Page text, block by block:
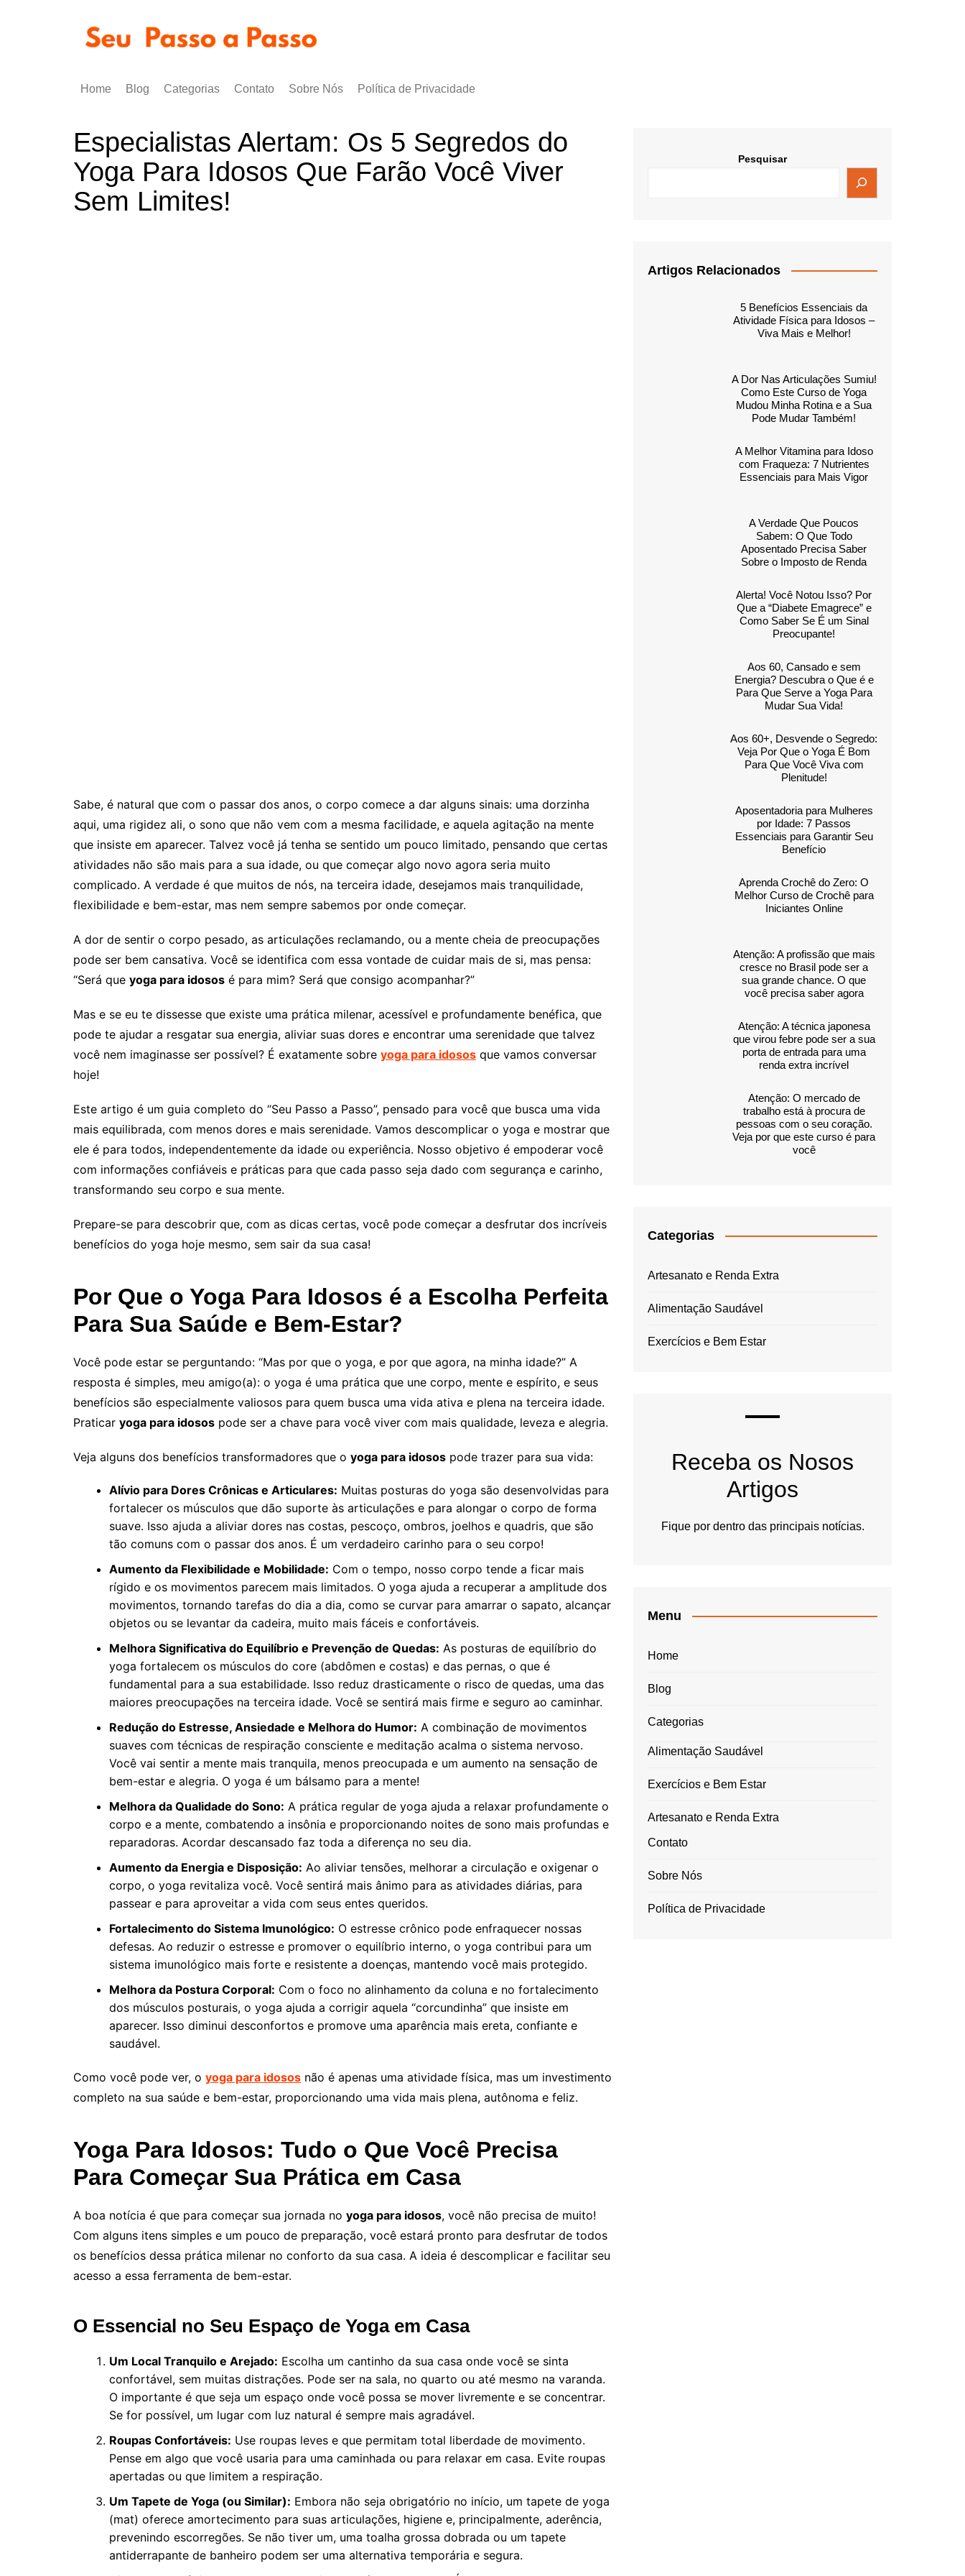
Home Blog Categorias
Exercícios e Bem Estar
Artesanato e Renda Extra
Contato Sobre Nós Política de Privacidade
Especialistas Alertam: Os 5 Segredos do
Yoga Para Idosos Que Farão Você Viver
Sem Limites!
Sabe, é natural que com o passar dos anos, o corpo comece a dar alguns sinais: uma dorzinha
aqui, uma rigidez ali, o sono que não vem com a mesma facilidade, e aquela agitação na mente
que insiste em aparecer. Talvez você já tenha se sentido um pouco limitado, pensando que certas
atividades não são mais para a sua idade, ou que começar algo novo agora seria muito
complicado. A verdade é que muitos de nós, na terceira idade, desejamos mais tranquilidade,
flexibilidade e bem-estar, mas nem sempre sabemos por onde começar.
A dor de sentir o corpo pesado, as articulações reclamando, ou a mente cheia de preocupações
pode ser bem cansativa. Você se identifica com essa vontade de cuidar mais de si, mas pensa:
“Será que yoga para idosos é para mim? Será que consigo acompanhar?”
Mas e se eu te dissesse que existe uma prática milenar, acessível e profundamente benéfica, que
pode te ajudar a resgatar sua energia, aliviar suas dores e encontrar uma serenidade que talvez
você nem imaginasse ser possível? É exatamente sobre yoga para idosos que vamos conversar
hoje!
Este artigo é um guia completo do “Seu Passo a Passo”, pensado para você que busca uma vida
mais equilibrada, com menos dores e mais serenidade. Vamos descomplicar o yoga e mostrar que
ele é para todos, independentemente da idade ou experiência. Nosso objetivo é empoderar você
com informações confiáveis e práticas para que cada passo seja dado com segurança e carinho,
transformando seu corpo e sua mente.
Prepare-se para descobrir que, com as dicas certas, você pode começar a desfrutar dos incríveis
benefícios do yoga hoje mesmo, sem sair da sua casa!
Por Que o Yoga Para Idosos é a Escolha Perfeita
Para Sua Saúde e Bem-Estar?
Você pode estar se perguntando: “Mas por que o yoga, e por que agora, na minha idade?” A
resposta é simples, meu amigo(a): o yoga é uma prática que une corpo, mente e espírito, e seus
benefícios são especialmente valiosos para quem busca uma vida ativa e plena na terceira idade.
Praticar yoga para idosos pode ser a chave para você viver com mais qualidade, leveza e alegria.
Veja alguns dos benefícios transformadores que o yoga para idosos pode trazer para sua vida:
Alívio para Dores Crônicas e Articulares: Muitas posturas do yoga são desenvolvidas para
fortalecer os músculos que dão suporte às articulações e para alongar o corpo de forma
suave. Isso ajuda a aliviar dores nas costas, pescoço, ombros, joelhos e quadris, que são
tão comuns com o passar dos anos. É um verdadeiro carinho para o seu corpo!
Aumento da Flexibilidade e Mobilidade: Com o tempo, nosso corpo tende a ficar mais
rígido e os movimentos parecem mais limitados. O yoga ajuda a recuperar a amplitude dos
movimentos, tornando tarefas do dia a dia, como se curvar para amarrar o sapato, alcançar
objetos ou se levantar da cadeira, muito mais fáceis e confortáveis.
Melhora Significativa do Equilíbrio e Prevenção de Quedas: As posturas de equilíbrio do
yoga fortalecem os músculos do core (abdômen e costas) e das pernas, o que é
fundamental para a sua estabilidade. Isso reduz drasticamente o risco de quedas, uma das
maiores preocupações na terceira idade. Você se sentirá mais firme e seguro ao caminhar.
Redução do Estresse, Ansiedade e Melhora do Humor: A combinação de movimentos
suaves com técnicas de respiração consciente e meditação acalma o sistema nervoso.
Você vai sentir a mente mais tranquila, menos preocupada e um aumento na sensação de
bem-estar e alegria. O yoga é um bálsamo para a mente!
Melhora da Qualidade do Sono: A prática regular de yoga ajuda a relaxar profundamente o
corpo e a mente, combatendo a insônia e proporcionando noites de sono mais profundas e
reparadoras. Acordar descansado faz toda a diferença no seu dia.
Aumento da Energia e Disposição: Ao aliviar tensões, melhorar a circulação e oxigenar o
corpo, o yoga revitaliza você. Você sentirá mais ânimo para as atividades diárias, para
passear e para aproveitar a vida com seus entes queridos.
Fortalecimento do Sistema Imunológico: O estresse crônico pode enfraquecer nossas
defesas. Ao reduzir o estresse e promover o equilíbrio interno, o yoga contribui para um
sistema imunológico mais forte e resistente a doenças, mantendo você mais protegido.
Melhora da Postura Corporal: Com o foco no alinhamento da coluna e no fortalecimento
dos músculos posturais, o yoga ajuda a corrigir aquela “corcundinha” que insiste em
aparecer. Isso diminui desconfortos e promove uma aparência mais ereta, confiante e
saudável.
Como você pode ver, o yoga para idosos não é apenas uma atividade física, mas um investimento
completo na sua saúde e bem-estar, proporcionando uma vida mais plena, autônoma e feliz.
Yoga Para Idosos: Tudo o Que Você Precisa
Para Começar Sua Prática em Casa
A boa notícia é que para começar sua jornada no yoga para idosos, você não precisa de muito!
Com alguns itens simples e um pouco de preparação, você estará pronto para desfrutar de todos
os benefícios dessa prática milenar no conforto da sua casa. A ideia é descomplicar e facilitar seu
acesso a essa ferramenta de bem-estar.
O Essencial no Seu Espaço de Yoga em Casa
Um Local Tranquilo e Arejado: Escolha um cantinho da sua casa onde você se sinta
confortável, sem muitas distrações. Pode ser na sala, no quarto ou até mesmo na varanda.
O importante é que seja um espaço onde você possa se mover livremente e se concentrar.
Se for possível, um lugar com luz natural é sempre mais agradável.
Roupas Confortáveis: Use roupas leves e que permitam total liberdade de movimento.
Pense em algo que você usaria para uma caminhada ou para relaxar em casa. Evite roupas
apertadas ou que limitem a respiração.
Um Tapete de Yoga (ou Similar): Embora não seja obrigatório no início, um tapete de yoga
(mat) oferece amortecimento para suas articulações, higiene e, principalmente, aderência,
prevenindo escorregões. Se não tiver um, uma toalha grossa dobrada ou um tapete
antiderrapante de banheiro podem ser uma alternativa temporária e segura.
Pesquisar
Artigos Relacionados
5 Benefícios Essenciais da
Atividade Física para Idosos –
Viva Mais e Melhor!
A Dor Nas Articulações Sumiu!
Como Este Curso de Yoga
Mudou Minha Rotina e a Sua
Pode Mudar Também!
A Melhor Vitamina para Idoso
com Fraqueza: 7 Nutrientes
Essenciais para Mais Vigor
A Verdade Que Poucos
Sabem: O Que Todo
Aposentado Precisa Saber
Sobre o Imposto de Renda
Alerta! Você Notou Isso? Por
Que a “Diabete Emagrece” e
Como Saber Se É um Sinal
Preocupante!
Aos 60, Cansado e sem
Energia? Descubra o Que é e
Para Que Serve a Yoga Para
Mudar Sua Vida!
Aos 60+, Desvende o Segredo:
Veja Por Que o Yoga É Bom
Para Que Você Viva com
Plenitude!
Aposentadoria para Mulheres
por Idade: 7 Passos
Essenciais para Garantir Seu
Benefício
Aprenda Crochê do Zero: O
Melhor Curso de Crochê para
Iniciantes Online
Atenção: A profissão que mais
cresce no Brasil pode ser a
sua grande chance. O que
você precisa saber agora
Atenção: A técnica japonesa
que virou febre pode ser a sua
porta de entrada para uma
renda extra incrível
Atenção: O mercado de
trabalho está à procura de
pessoas com o seu coração.
Veja por que este curso é para
você
Categorias
Artesanato e Renda Extra
Alimentação Saudável
Exercícios e Bem Estar
Receba os Nosos
Artigos
Fique por dentro das principais notícias.
Menu
Home
Blog
Categorias
Alimentação Saudável
Exercícios e Bem Estar
Artesanato e Renda Extra
Contato
Sobre Nós
Política de Privacidade